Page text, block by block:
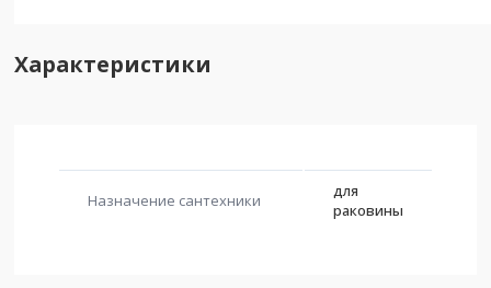
Характеристики
Назначение сантехники
для
раковины